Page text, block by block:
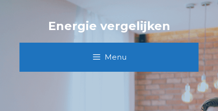
Energie vergelijken
Menu